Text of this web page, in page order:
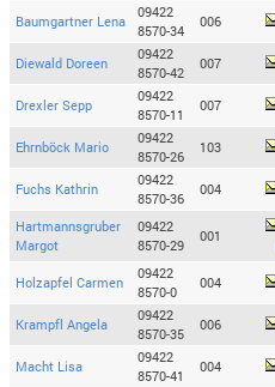
Baumgartner Lena
09422
8570-34
006
Diewald Doreen
09422
8570-42
007
Drexler Sepp
09422
8570-11
007
Ehrnböck Mario
09422
8570-26
103
Fuchs Kathrin
09422
8570-36
004
Hartmannsgruber
Margot
09422
8570-29
001
Holzapfel Carmen
09422
8570-0
004
Krampfl Angela
09422
8570-35
006
Macht Lisa
09422
8570-41
004